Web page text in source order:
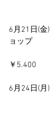
6月21日(金)
ョップ
￥5.400
6月24日(月)